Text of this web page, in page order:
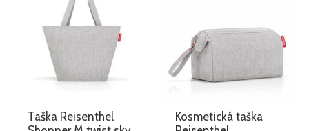
Taška Reisenthel
499 Kč.
Kosmetická taška